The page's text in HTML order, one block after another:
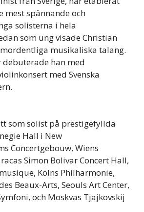
mest spännande och
solisterna i hela
som ung visade Christian
musikaliska talang.
debuterade han med
med Svenska
som solist på prestigefyllda
Hall i New
Concertgebouw, Wiens
Simon Bolivar Concert Hall,
Kölns Philharmonie,
Beaux-Arts, Seouls Art Center,
och Moskvas Tjajkovskij